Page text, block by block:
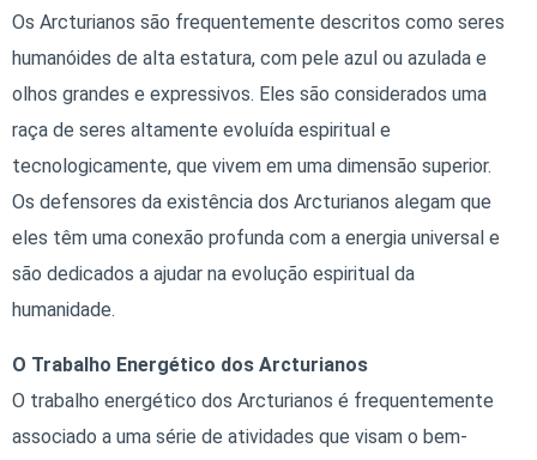
Os Arcturianos são frequentemente descritos como seres
humanóides de alta estatura, com pele azul ou azulada e
olhos grandes e expressivos. Eles são considerados uma
raça de seres altamente evoluída espiritual e
tecnologicamente, que vivem em uma dimensão superior.
Os defensores da existência dos Arcturianos alegam que
eles têm uma conexão profunda com a energia universal e
são dedicados a ajudar na evolução espiritual da
humanidade.
O Trabalho Energético dos Arcturianos
O trabalho energético dos Arcturianos é frequentemente
associado a uma série de atividades que visam o bem-